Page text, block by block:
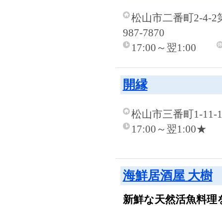
松山市二番町2-4-2
987-7870
17:00～翌1:00
開縁
松山市三番町1-11-
17:00～翌1:00★
海鮮居酒屋 大樹
新鮮な天然活魚料